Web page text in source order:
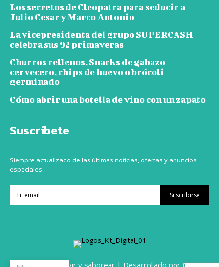
Los secretos de Cleopatra para seducir a
Julio Cesar y Marco Antonio
La vicepresidenta del grupo SUPERCASH
celebra sus 92 primaveras
Churros rellenos, Snacks de gabazo
cervecero, chips de huevo o brócoli
germinado
Cómo abrir una botella de vino con un zapato
Suscríbete
Siempre actualizado de las últimas noticias, ofertas y anuncios
especiales.
Suscribirse
© 2024 Viajar vivir y saborear | Desarrollado por Grupo